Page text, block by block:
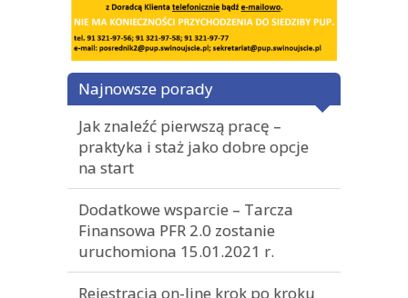
Najnowsze porady
Jak znaleźć pierwszą pracę –
praktyka i staż jako dobre opcje
na start
Dodatkowe wsparcie – Tarcza
Finansowa PFR 2.0 zostanie
uruchomiona 15.01.2021 r.
Rejestracja on-line krok po kroku